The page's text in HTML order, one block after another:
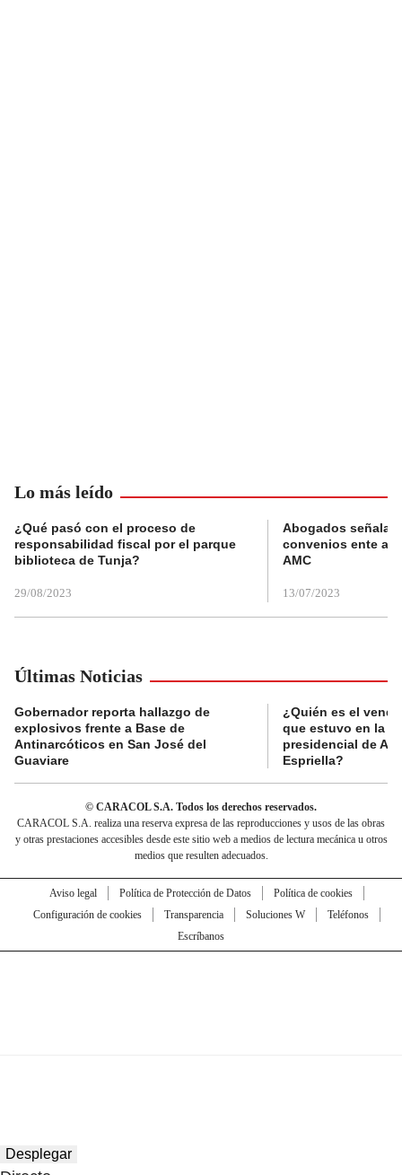
Lo más leído
¿Qué pasó con el proceso de
responsabilidad fiscal por el parque
biblioteca de Tunja?
29/08/2023
Abogados
convenios ente
AMC
13/07/2023
Últimas Noticias
Gobernador reporta hallazgo de
explosivos frente a Base de
Antinarcóticos en San José del
Guaviare
¿Quién es el
que estuvo en la
presidencial de
Espriella?
© CARACOL S.A. Todos los derechos reservados.
CARACOL S.A. realiza una reserva expresa de las reproducciones y usos de las obras
y otras prestaciones accesibles desde este sitio web a medios de lectura mecánica u otros
medios que resulten adecuados.
Aviso legal Política de Protección de Datos
Política de cookies
Configuración de cookies
Transparencia Soluciones W
Teléfonos
Escríbanos
Desplegar